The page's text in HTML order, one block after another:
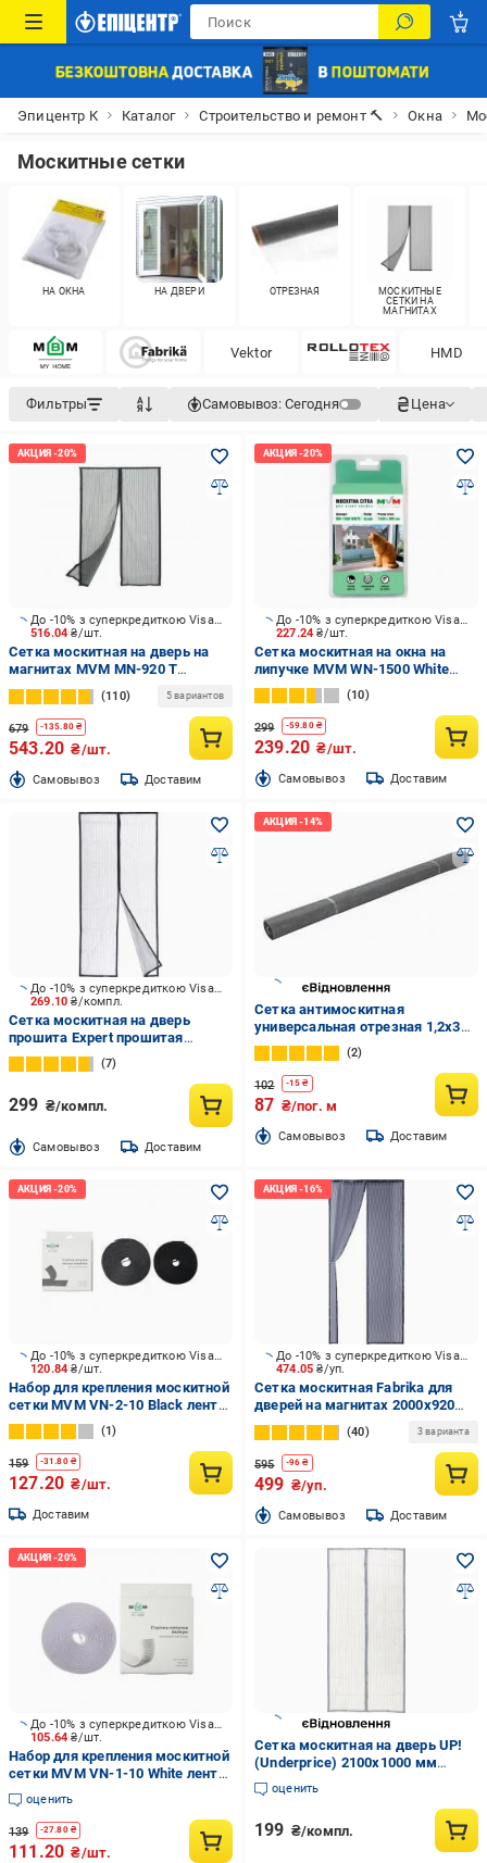
Эпицентр К Каталог Строительство и ремонт 🔨 Окна
Москитные сетки
НА ОКНА НА ДВЕРИ ОТРЕЗНАЯ
МОСКИТНЫЕ
СЕТКИ НА
МАГНИТАХ
Vektor HMD
Фильтры Самовывоз: Сегодня Цена
516.04₴/шт.
До -10% з суперкредиткою Visa Вигода
Сетка москитная на дверь на
магнитах MVM MN-920 T
2000х920 мм титан
110 5 вариантов
679 -135.80 ₴
543.20 ₴/шт.
Cамовывоз Доставим
227.24₴/шт.
До -10% з суперкредиткою Visa Вигода
Сетка москитная на окна на
липучке MVM WN-1500 White
1500х900 мм белый
10
299 -59.80₴
239.20 ₴/шт.
Cамовывоз Доставим
269.10₴/компл.
До -10% з суперкредиткою Visa Вигода
Сетка москитная на дверь
прошита Expert прошитая
2100х1000 мм серый
7
299 ₴/компл.
Cамовывоз Доставим
Сетка антимоскитная
универсальная отрезная 1,2х30
м (1х1 мм) серый
2
102 -15 ₴
87 ₴/пог. м
Cамовывоз Доставим
120.84₴/шт.
До -10% з суперкредиткою Visa Вигода
Набор для крепления москитной
сетки MVM VN-2-10 Black лента-
липучка велкро двойная 6000х10
мм черный
1
159 -31.80₴
127.20 ₴/шт.
Доставим
474.05₴/уп.
До -10% з суперкредиткою Visa Вигода
Сетка москитная Fabrika для
дверей на магнитах 2000х920
мм графит
40 3 варианта
595 -96 ₴
499 ₴/уп.
Cамовывоз Доставим
105.64₴/шт.
До -10% з суперкредиткою Visa Вигода
Набор для крепления москитной
сетки MVM VN-1-10 White лента-
липучка велкро 6000х10 мм
белая
оценить
139 -27.80₴
111.20 ₴/шт.
Сетка москитная на дверь UP!
(Underprice) 2100х1000 мм
серый
оценить
199 ₴/компл.